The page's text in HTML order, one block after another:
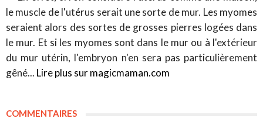
le muscle de l'utérus serait une sorte de mur. Les myomes
seraient alors des sortes de grosses pierres logées dans
le mur. Et si les myomes sont dans le mur ou à l'extérieur
du mur utérin, l'embryon n'en sera pas particulièrement
gêné... Lire plus sur magicmaman.com
COMMENTAIRES